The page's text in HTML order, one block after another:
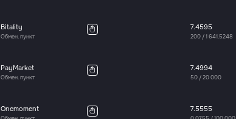
Bitality
Обмен. пункт
7.4595
200 /1 641.5248
PayMarket
Обмен. пункт
7.4994
50 /20 000
Onemoment 7.5555